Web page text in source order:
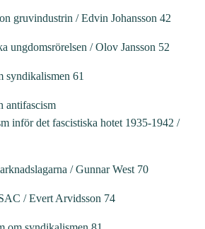
gruvindustrin / Edvin Johansson 42
ungdomsrörelsen / Olov Jansson 52
syndikalismen 61
antifascism
inför det fascistiska hotet 1935-1942 /
/ Gunnar West 70
/ Evert Arvidsson 74